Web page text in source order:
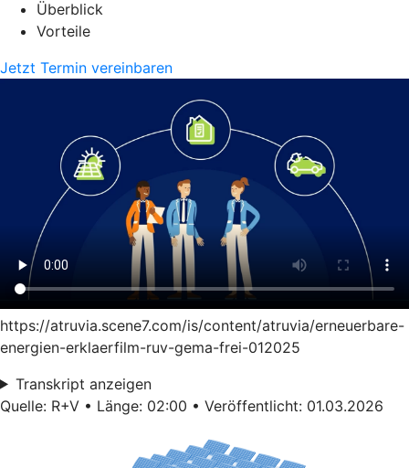
Überblick
Vorteile
Jetzt Termin vereinbaren
https://atruvia.scene7.com/is/content/atruvia/erneuerbare-
energien-erklaerfilm-ruv-gema-frei-012025
Transkript anzeigen
Quelle: R+V • Länge: 02:00 • Veröffentlicht: 01.03.2026